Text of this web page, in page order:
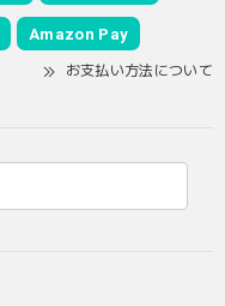
Amazon Pay
お支払い方法について